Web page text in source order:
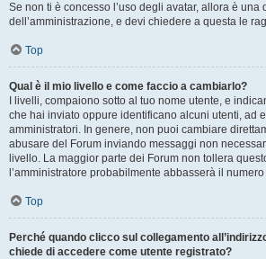
Se non ti è concesso l’uso degli avatar, allora è una
dell’amministrazione, e devi chiedere a questa le
Top
Qual è il mio livello e come faccio a cambiarlo?
I livelli, compaiono sotto al tuo nome utente, e
che hai inviato oppure identificano alcuni utenti, ad
amministratori. In genere, non puoi cambiare
abusare del Forum inviando messaggi non
livello. La maggior parte dei Forum non tollera
l’amministratore probabilmente abbasserà il
Top
Perché quando clicco sul collegamento
chiede di accedere come utente registrato?